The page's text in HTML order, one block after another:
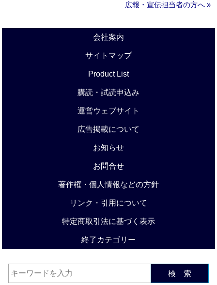
広報・宣伝担当者の方へ »
会社案内
サイトマップ
Product List
購読・試読申込み
運営ウェブサイト
広告掲載について
お知らせ
お問合せ
著作権・個人情報などの方針
リンク・引用について
特定商取引法に基づく表示
終了カテゴリー
検 索